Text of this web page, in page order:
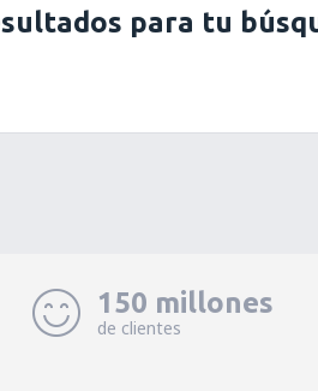
para tu
150 millones
de clientes